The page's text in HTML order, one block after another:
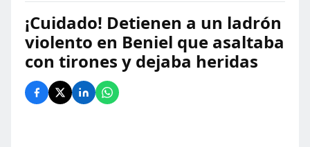
¡Cuidado! Detienen a un ladrón
violento en Beniel que asaltaba
con tirones y dejaba heridas